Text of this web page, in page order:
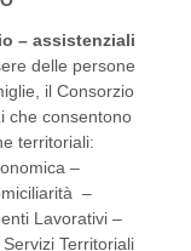
– assistenziali
delle persone
il Consorzio
che consentono
territoriali:
–
–
Lavorativi –
Territoriali